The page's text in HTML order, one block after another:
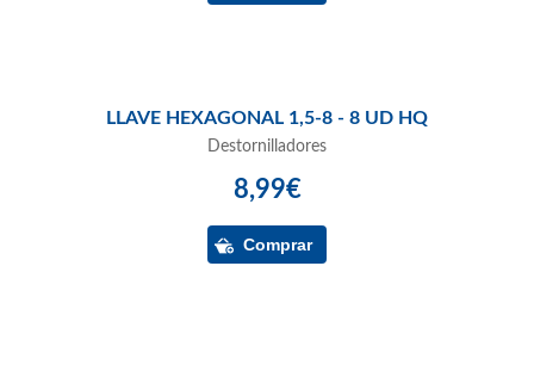
LLAVE HEXAGONAL 1,5-8 - 8 UD HQ
Destornilladores
8,99€